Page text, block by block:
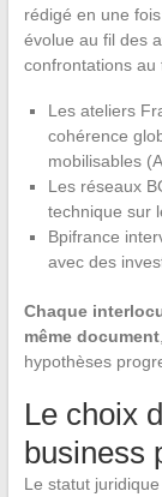
rédigé en une
évolue au fil des
confrontations au
Les ateliers
cohérence
mobilisables
Les réseaux
technique sur
Bpifrance
avec des
Chaque
même document
hypothèses
Le choix
business
Le statut